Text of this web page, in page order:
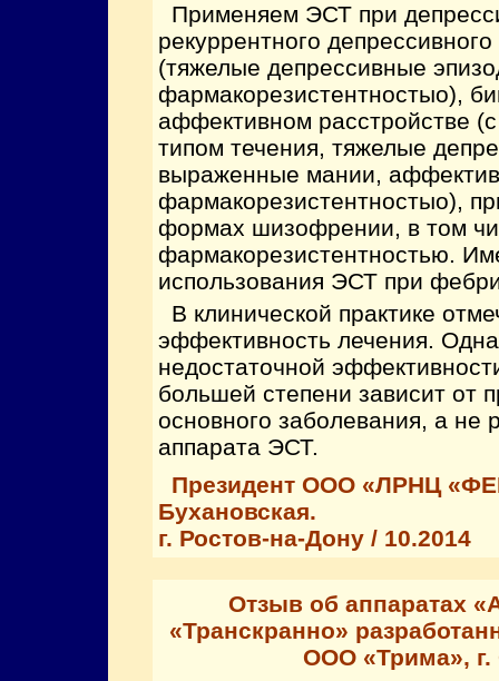
Применяем ЭСТ при
рекуррентного
(тяжелые депрессивные
фармакорезистентностыо),
аффективном расстройстве
типом течения, тяжелые
выраженные мании,
фармакорезистентностыо),
формах шизофрении, в том
фармакорезистентностью.
использования ЭСТ при
В клинической практике
эффективность лечения.
недостаточной
большей степени зависит от
основного заболевания, а не
аппарата ЭСТ.
Президент ООО «ЛРНЦ
Бухановская.
г. Ростов-на-Дону / 10.2014
Отзыв об аппаратах
«Транскранно»
ООО «Трима», г.